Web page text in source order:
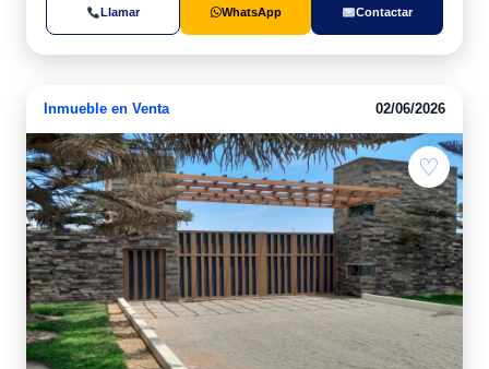
Llamar WhatsApp Contactar
Inmueble en Venta 02/06/2026
♡